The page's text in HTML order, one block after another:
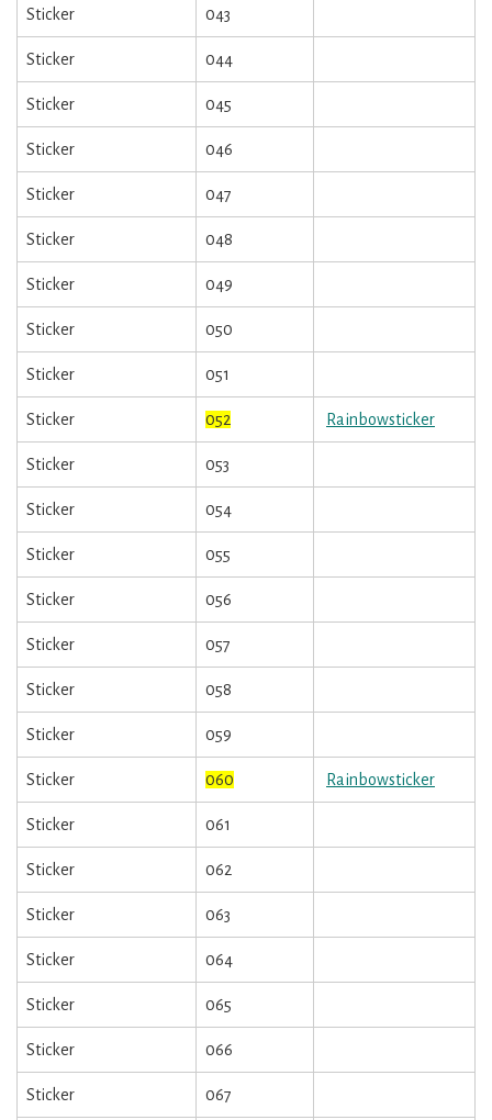
Sticker 043
Sticker 044
Sticker 045
Sticker 046
Sticker 047
Sticker 048
Sticker 049
Sticker 050
Sticker 051
Sticker 052 Rainbowsticker
Sticker 053
Sticker 054
Sticker 055
Sticker 056
Sticker 057
Sticker 058
Sticker 059
Sticker 060 Rainbowsticker
Sticker 061
Sticker 062
Sticker 063
Sticker 064
Sticker 065
Sticker 066
Sticker 067